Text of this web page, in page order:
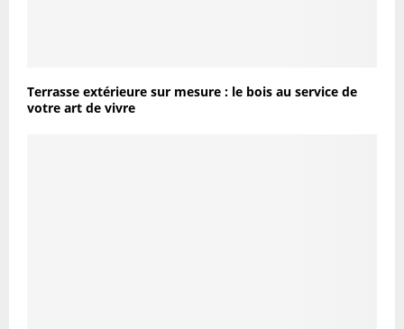
Terrasse extérieure sur mesure : le bois au service de
votre art de vivre